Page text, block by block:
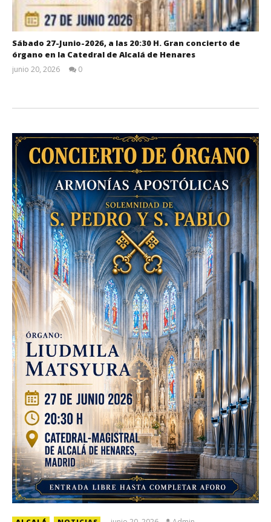
Sábado 27-Junio-2026, a las 20:30 H. Gran concierto de
órgano en la Catedral de Alcalá de Henares
junio 20, 2026
0